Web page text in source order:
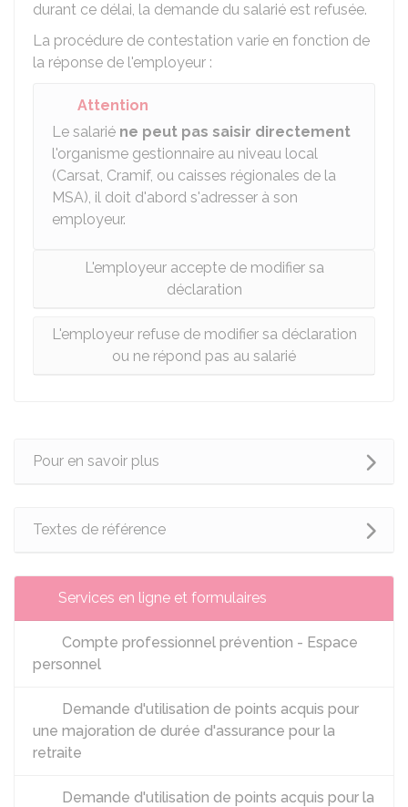
durant ce délai, la demande du salarié est refusée.
La procédure de contestation varie en fonction de
la réponse de l'employeur :
Attention
Le salarié ne peut pas saisir directement
l'organisme gestionnaire au niveau local
(Carsat, Cramif, ou caisses régionales de la
MSA), il doit d'abord s'adresser à son
employeur.
L'employeur accepte de modifier sa
déclaration
L'employeur refuse de modifier sa déclaration
ou ne répond pas au salarié
Pour en savoir plus
Textes de référence
Services en ligne et formulaires
Compte professionnel prévention - Espace
personnel
Demande d'utilisation de points acquis pour
une majoration de durée d'assurance pour la
retraite
Demande d'utilisation de points acquis pour la